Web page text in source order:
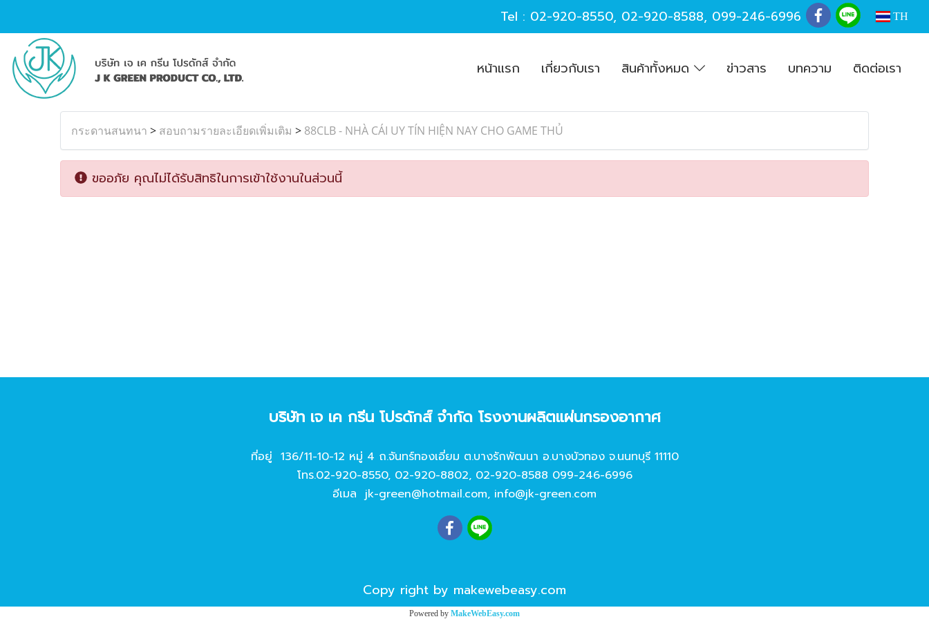
Tel : 02-920-8550, 02-920-8588, 099-246-6996 TH
หน้าแรก เกี่ยวกับเรา สินค้าทั้งหมด ข่าวสาร บทความ ติดต่อเรา
กระดานสนทนา > สอบถามรายละเอียดเพิ่มเติม > 88CLB - NHÀ CÁI UY TÍN HIỆN NAY CHO GAME THỦ
ขออภัย คุณไม่ได้รับสิทธิในการเข้าใช้งานในส่วนนี้
บริษัท เจ เค กรีน โปรดักส์ จํากัด โรงงานผลิตแผ่นกรองอากาศ
ที่อยู่ 136/11-10-12 หมู่ 4 ถ.จันทร์ทองเอี่ยม ต.บางรักพัฒนา อ.บางบัวทอง จ.นนทบุรี 11110
โทร.02-920-8550, 02-920-8802, 02-920-8588 099-246-6996
อีเมล jk-green@hotmail.com, info@jk-green.com
Copy right by makewebeasy.com
Powered by MakeWebEasy.com